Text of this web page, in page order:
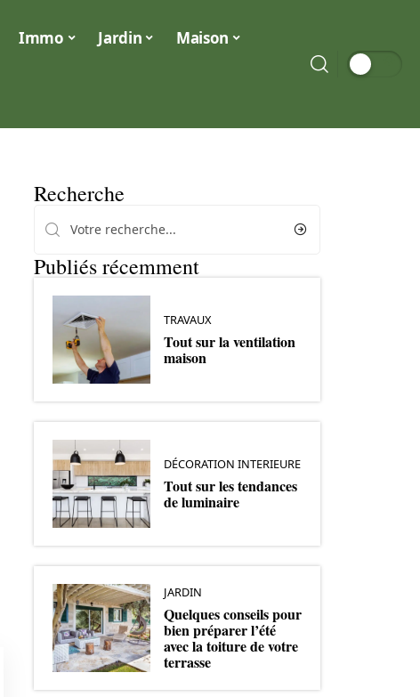
Immo Jardin Maison
Recherche
Publiés récemment
TRAVAUX
Tout sur la ventilation
maison
DÉCORATION INTERIEURE
Tout sur les tendances
de luminaire
JARDIN
Quelques conseils pour
bien préparer l’été
avec la toiture de votre
terrasse